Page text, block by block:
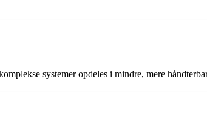
systemer opdeles i mindre, mere